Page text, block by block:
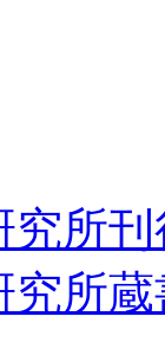
究所
所